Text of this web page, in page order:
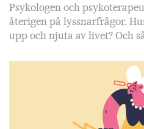
Psykologen och
återigen på lyssnarfrågor.
upp och njuta av livet? Och